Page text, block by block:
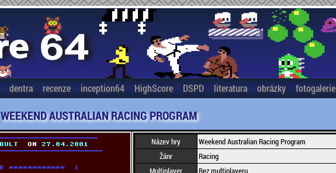
dentra recenze inception64 HighScore DSPD literatura obrázky fotogalerie
WEEKEND AUSTRALIAN RACING PROGRAM
Název hry
Weekend Australian Racing Program
Žánr
Racing
Multiplayer
Bez multiplayeru